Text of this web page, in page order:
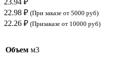
23.94 ₽
22.98 ₽ (При заказе от 5000 руб)
22.26 ₽ (Призаказе от 10000 руб)
Объем м3